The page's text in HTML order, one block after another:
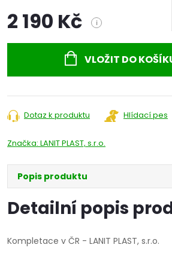
2 190 Kč i
VLOŽIT DO
Dotaz k produktu Hlídací pes
Značka: LANIT PLAST, s.r.o.
Popis produktu
Detailní popis
Kompletace v ČR - LANIT PLAST, s.r.o.